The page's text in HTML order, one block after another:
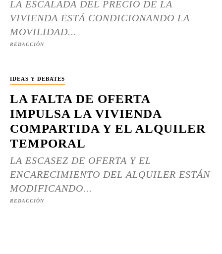
LA ESCALADA DEL PRECIO DE LA
VIVIENDA ESTÁ CONDICIONANDO LA
MOVILIDAD...
REDACCIÓN
IDEAS Y DEBATES
LA FALTA DE OFERTA
IMPULSA LA VIVIENDA
COMPARTIDA Y EL ALQUILER
TEMPORAL
LA ESCASEZ DE OFERTA Y EL
ENCARECIMIENTO DEL ALQUILER ESTÁN
MODIFICANDO...
REDACCIÓN